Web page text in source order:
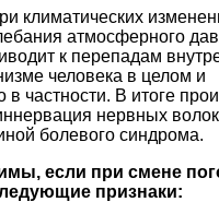
климатических
атмосферного
к перепадам
человека в целом и
в частности. В итоге
нервных
болевого синдрома.
если при смене
признаки: